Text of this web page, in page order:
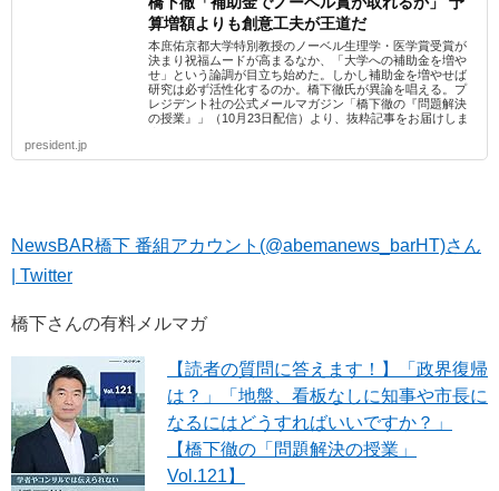
算増額よりも創意工夫が王道だ
本庶佑京都大学特別教授のノーベル生理学・医学賞受賞が
決まり祝福ムードが高まるなか、「大学への補助金を増や
せ」という論調が目立ち始めた。しかし補助金を増やせば
研究は必ず活性化するのか。橋下徹氏が異論を唱える。プ
レジデント社の公式メールマガジン「橋下徹の『問題解決
の授業』」（10月23日配信）より、抜粋記事をお届けしま
president.jp
NewsBAR橋下 番組アカウント(@abemanews_barHT)さん
| Twitter
橋下さんの有料メルマガ
【読者の質問に答えます！】「政界復帰
は？」「地盤、看板なしに知事や市長に
なるにはどうすればいいですか？」
【橋下徹の「問題解決の授業」
Vol.121】